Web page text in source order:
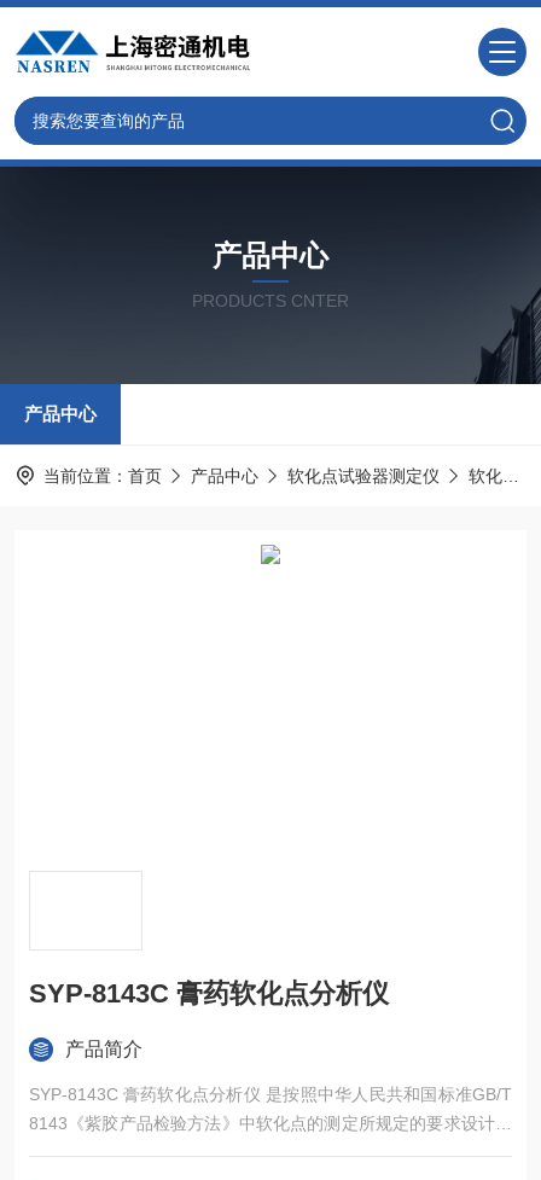
产品中心
PRODUCTS CNTER
产品中心
当前位置： 首页 产品中心 软化点试验器测定仪 软化点测定仪
SYP-8143C 膏药软化点分析仪
产品简介
SYP-8143C 膏药软化点分析仪 是按照中华人民共和国标准GB/T
8143《紫胶产品检验方法》中软化点的测定所规定的要求设计制
造的，适用于按标准所规定的方法测定紫胶的软化点。紫胶是一